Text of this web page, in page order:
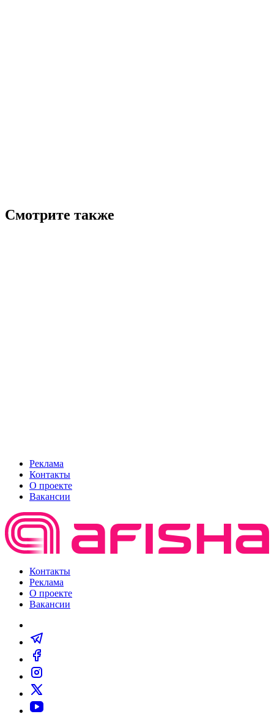
Смотрите также
Реклама
Контакты
О проекте
Вакансии
Контакты
Реклама
О проекте
Вакансии